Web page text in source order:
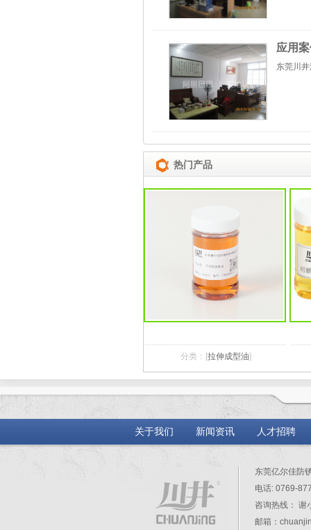
应用
东莞川
热门产品
分类：[拉伸成型油]
关于我们 新闻资讯 人才招聘
东莞亿尔佳防
电话: 0769-
咨询热线： 谢
邮箱：